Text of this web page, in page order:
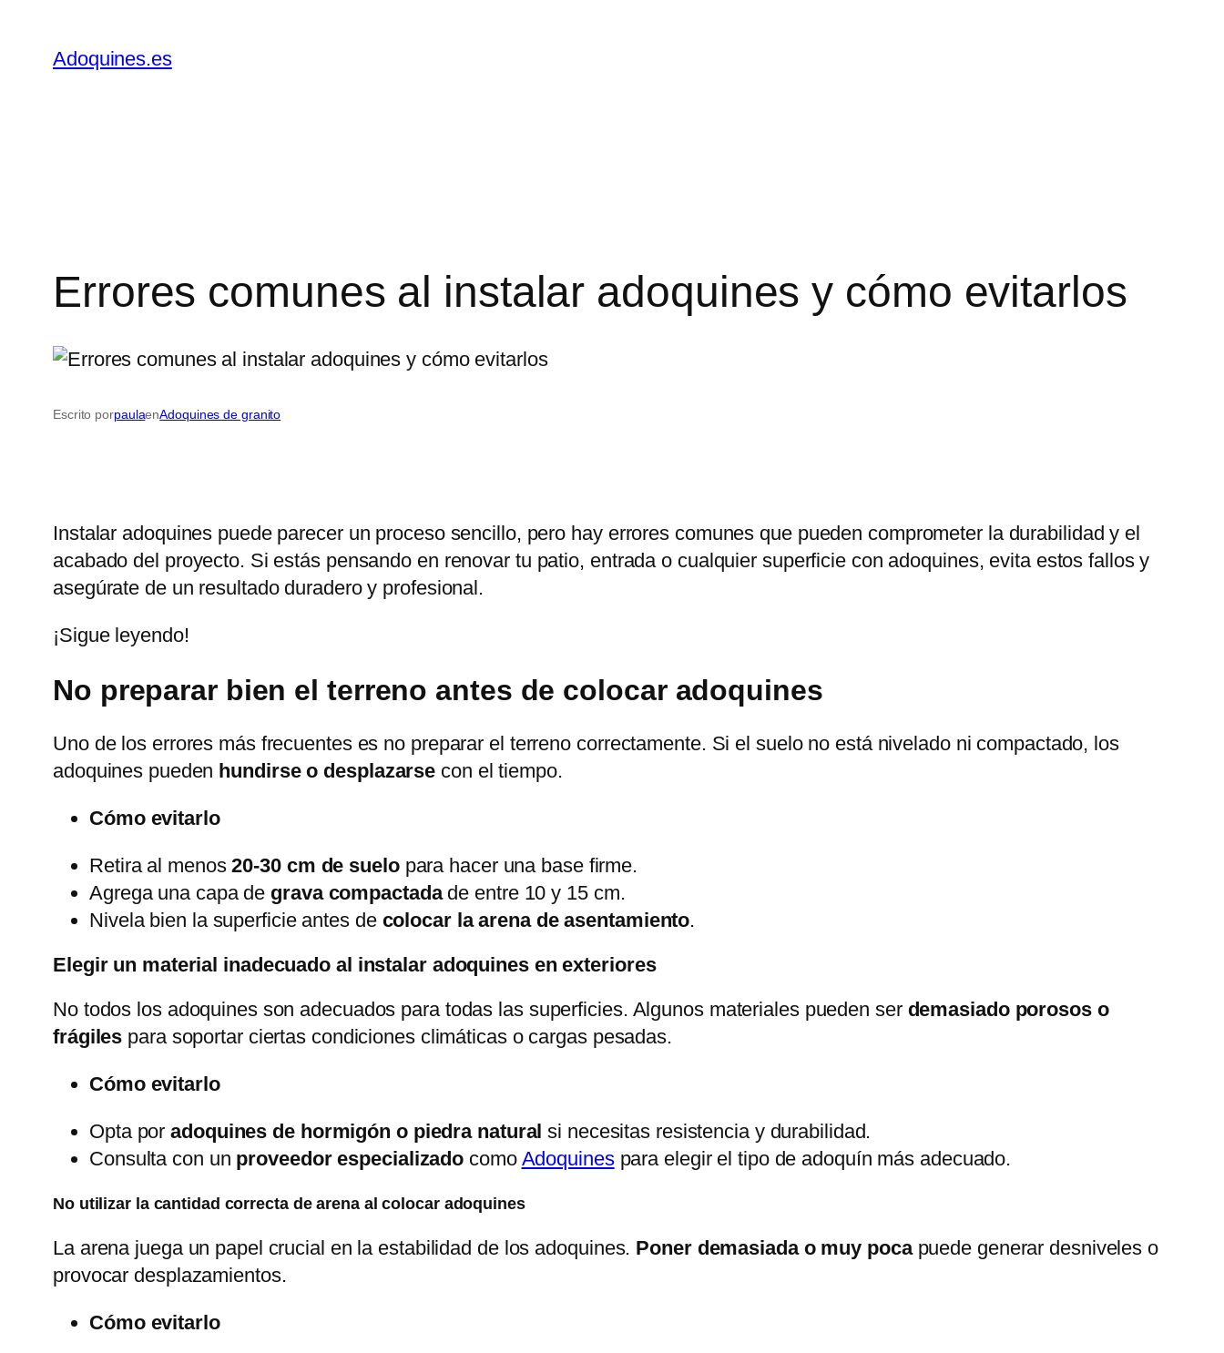
contenido
Adoquines.es
Errores comunes al instalar adoquines y cómo evitarlos
Escrito porpaulaenAdoquines de granito
Instalar adoquines puede parecer un proceso sencillo, pero hay errores comunes que pueden comprometer la durabilidad y el
acabado del proyecto. Si estás pensando en renovar tu patio, entrada o cualquier superficie con adoquines, evita estos fallos y
asegúrate de un resultado duradero y profesional.
¡Sigue leyendo!
No preparar bien el terreno antes de colocar adoquines
Uno de los errores más frecuentes es no preparar el terreno correctamente. Si el suelo no está nivelado ni compactado, los
adoquines pueden hundirse o desplazarse con el tiempo.
Cómo evitarlo
Retira al menos20-30 cm de suelopara hacer una base firme.
Agrega una capa de grava compactadade entre 10 y 15 cm.
Nivela bien la superficie antes de colocar la arena de asentamiento.
Elegir un material inadecuado al instalar adoquines en exteriores
No todos los adoquines son adecuados para todas las superficies. Algunos materiales pueden ser demasiado porosos o
frágiles para soportar ciertas condiciones climáticas o cargas pesadas.
Cómo evitarlo
Opta poradoquines de hormigón o piedra natural si necesitas resistencia y durabilidad.
Consulta con un proveedor especializado como Adoquinespara elegir el tipo de adoquín más adecuado.
No utilizar la cantidad correcta de arena al colocar adoquines
La arena juega un papel crucial en la estabilidad de los adoquines. Poner demasiada o muy pocapuede generar desniveles o
provocar desplazamientos.
Cómo evitarlo